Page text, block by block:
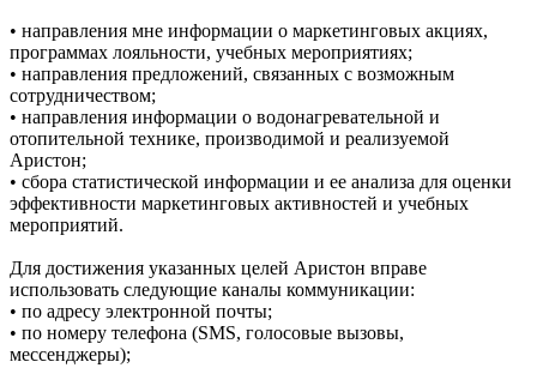
• направления мне информации о маркетинговых акциях,
программах лояльности, учебных мероприятиях;
• направления предложений, связанных с возможным
сотрудничеством;
• направления информации о водонагревательной и
отопительной технике, производимой и реализуемой
Аристон;
• сбора статистической информации и ее анализа для оценки
эффективности маркетинговых активностей и учебных
мероприятий.
Для достижения указанных целей Аристон вправе
использовать следующие каналы коммуникации:
• по адресу электронной почты;
• по номеру телефона (SMS, голосовые вызовы,
мессенджеры);